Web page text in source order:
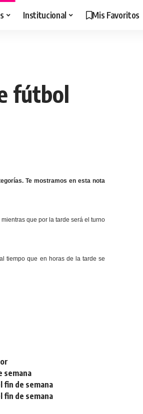
Institucional Mis Favoritos
fútbol
Te mostramos en esta nota
que por la tarde será el turno
tiempo que en horas de la tarde se
semana
fin de semana
fin de semana